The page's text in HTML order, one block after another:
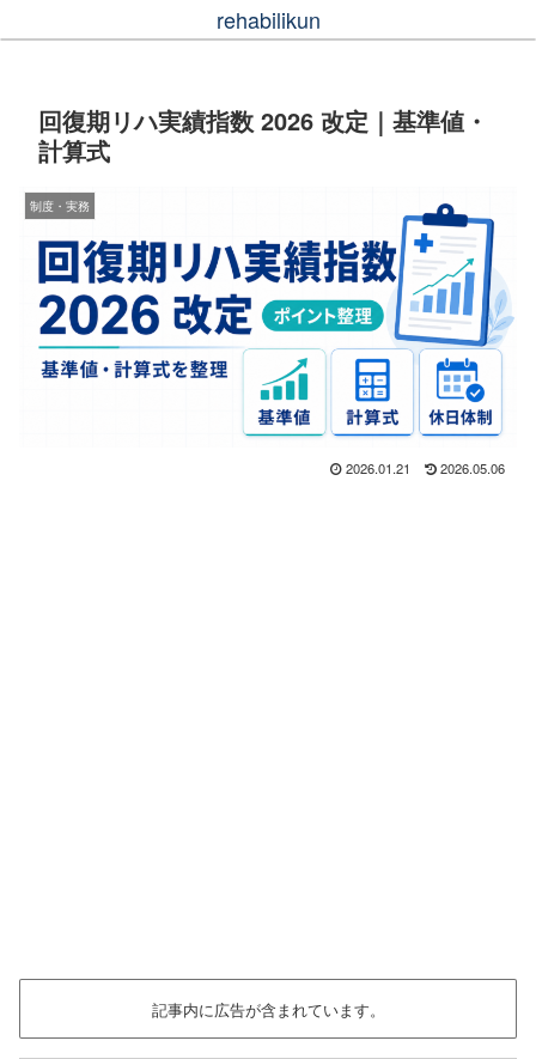
rehabilikun
回復期リハ実績指数 2026 改定｜基準値・
計算式
制度・実務
2026.01.21 2026.05.06
記事内に広告が含まれています。